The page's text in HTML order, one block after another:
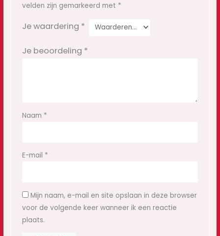
velden zijn gemarkeerd met *
Je waardering *
Je beoordeling *
Naam *
E-mail *
Mijn naam, e-mail en site opslaan in deze browser
voor de volgende keer wanneer ik een reactie
plaats.